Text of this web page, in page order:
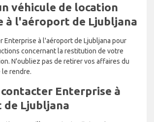
véhicule de location
à l'aéroport de Ljubljana
Enterprise à l'aéroport de Ljubljana pour
concernant la restitution de votre
N'oubliez pas de retirer vos affaires du
le rendre.
Enterprise à
Ljubljana